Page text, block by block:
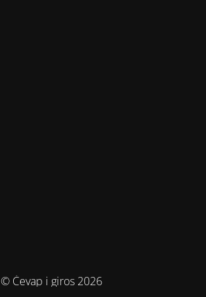
© Ćevap i giros 2026